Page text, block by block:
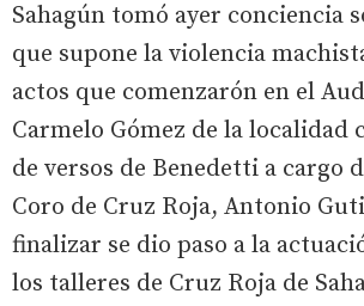
Sahagún tomó ayer conciencia
que supone la violencia
actos que comenzarón en el
Carmelo Gómez de la localidad
de versos de Benedetti a cargo
Coro de Cruz Roja, Antonio
finalizar se dio paso a la
los talleres de Cruz Roja de